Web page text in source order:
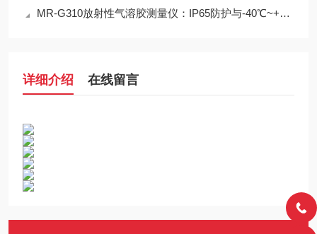
MR-G310放射性气溶胶测量仪：IP65防护与-40℃~+50℃宽温工作能力
详细介绍 在线留言